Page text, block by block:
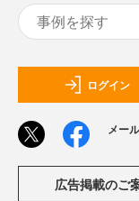
ログイン
メー
広告掲載のご